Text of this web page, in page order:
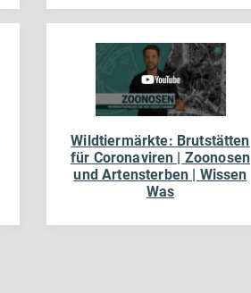
Wildtiermärkte: Brutstätten
für Coronaviren | Zoonosen
und Artensterben | Wissen
Was